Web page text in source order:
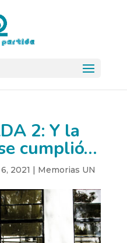
2: Y la
cumplió…
2021 | Memorias UN